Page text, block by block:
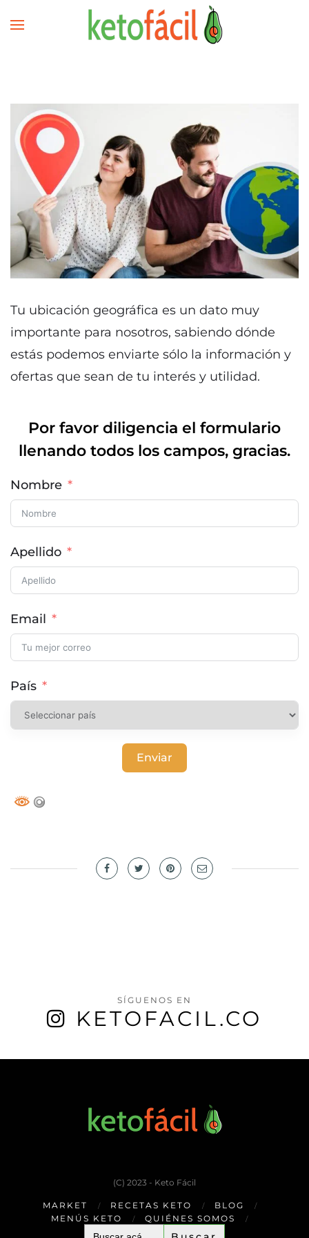
Tu ubicación geográfica es un dato muy
importante para nosotros, sabiendo dónde
estás podemos enviarte sólo la información y
ofertas que sean de tu interés y utilidad.
Por favor diligencia el formulario
llenando todos los campos, gracias.
Nombre
Apellido
Email
País
Enviar
SÍGUENOS EN
KETOFACIL.CO
(C) 2023 - Keto Fácil
MARKET RECETAS KETO
BLOG
MENÚS KETO
QUIÉNES SOMOS
Buscar: